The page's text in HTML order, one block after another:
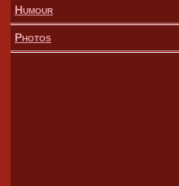
Humour
Photos